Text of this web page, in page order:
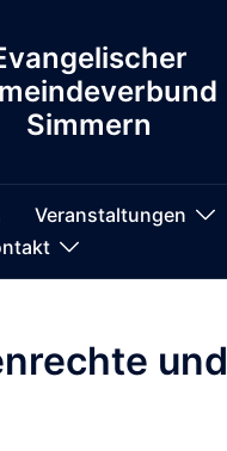
Simmern
Veranstaltungen
und